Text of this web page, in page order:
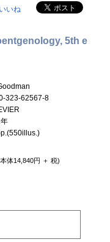
いいね
5th e
323-62567-8
体14,840円 ＋ 税)